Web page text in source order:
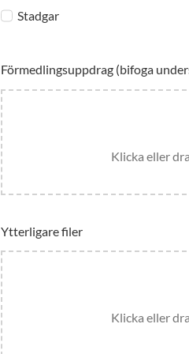
Stadgar
Förmedlingsuppdrag (bifoga
Klicka eller
Ytterligare filer
Klicka eller